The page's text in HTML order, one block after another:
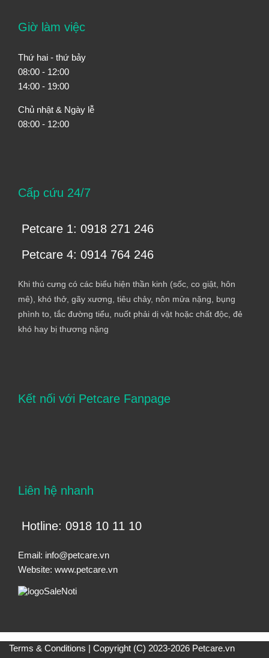
Giờ làm việc
Thứ hai - thứ bảy
08:00 - 12:00
14:00 - 19:00
Chủ nhật & Ngày lễ
08:00 - 12:00
Cấp cứu 24/7
Petcare 1: 0918 271 246
Petcare 4: 0914 764 246
Khi thú cưng có các biểu hiện thần kinh (sốc, co giật, hôn
mê), khó thở, gãy xương, tiêu chảy, nôn mửa nặng, bụng
phình to, tắc đường tiểu, nuốt phải dị vật hoặc chất độc, đẻ
khó hay bị thương nặng
Kết nối với Petcare Fanpage
Liên hệ nhanh
Hotline: 0918 10 11 10
Email: info@petcare.vn
Website: www.petcare.vn
Terms & Conditions | Copyright (C) 2023-2026 Petcare.vn